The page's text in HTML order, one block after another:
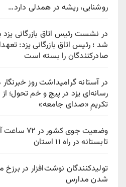
روشنایی، ریشه در همدلی دارد…
در نشست رئیس اتاق بازرگانی
شد ؛ رئیس اتاق بازرگانی یزد:
صادرکنندگان را بسته است
در آستانه گرامیداشت روز
رسانه‌ای یزد در پیچ‌ و خم تحول؛
تکریمِ «صدای جامعه»
وضعیت جوی
تابستانه در راه ۱۱ استان
تولیدکنندگان نوشت‌افزار در
شدن مدارس